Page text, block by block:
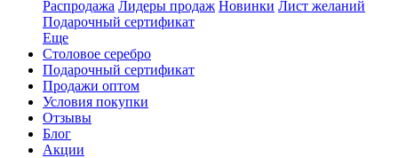
Распродажа Лидеры продаж Новинки Лист желаний
Подарочный сертификат
Еще
Столовое серебро
Подарочный сертификат
Продажи оптом
Условия покупки
Отзывы
Блог
Акции